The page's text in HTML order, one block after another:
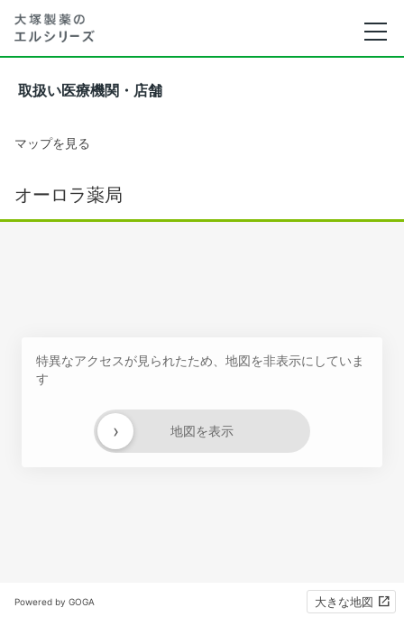
取扱い医療機関・店舗
マップを見る
オーロラ薬局
特異なアクセスが見られたため、地図を非表示にしていま
す
地図を表示
›
Powered by GOGA 大きな地図